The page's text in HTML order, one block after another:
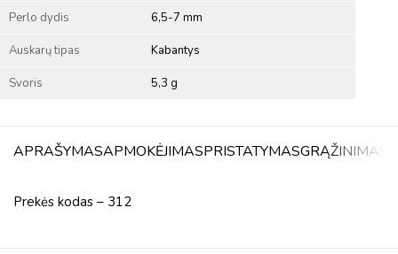
Perlo dydis 6,5-7 mm
Auskarų tipas Kabantys
Svoris 5,3 g
APRAŠYMASAPMOKĖJIMASPRISTATYMASGRĄŽINIMAS
Prekės kodas – 312